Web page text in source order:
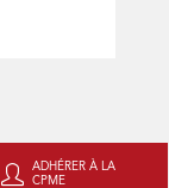
ADHÉRER À LA
CPME